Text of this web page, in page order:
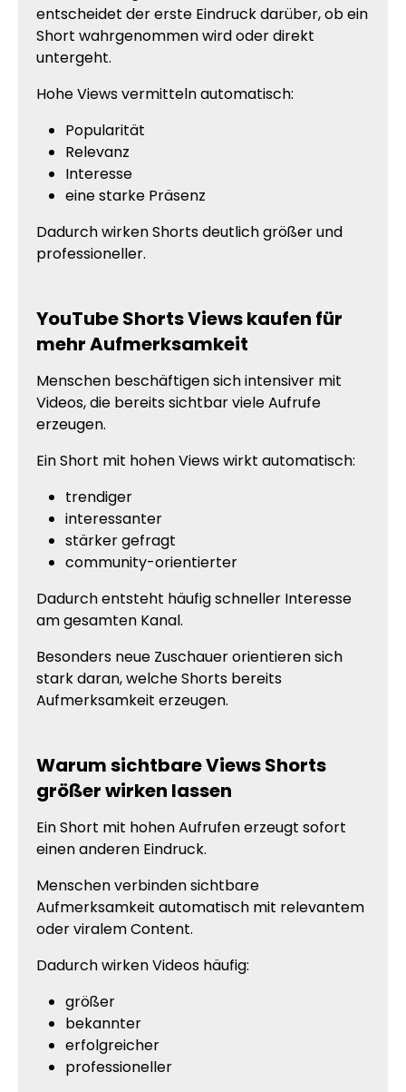
entscheidet der erste Eindruck darüber, ob ein
Short wahrgenommen wird oder direkt
untergeht.
Hohe Views vermitteln automatisch:
Popularität
Relevanz
Interesse
eine starke Präsenz
Dadurch wirken Shorts deutlich größer und
professioneller.
YouTube Shorts Views kaufen für
mehr Aufmerksamkeit
Menschen beschäftigen sich intensiver mit
Videos, die bereits sichtbar viele Aufrufe
erzeugen.
Ein Short mit hohen Views wirkt automatisch:
trendiger
interessanter
stärker gefragt
community-orientierter
Dadurch entsteht häufig schneller Interesse
am gesamten Kanal.
Besonders neue Zuschauer orientieren sich
stark daran, welche Shorts bereits
Aufmerksamkeit erzeugen.
Warum sichtbare Views Shorts
größer wirken lassen
Ein Short mit hohen Aufrufen erzeugt sofort
einen anderen Eindruck.
Menschen verbinden sichtbare
Aufmerksamkeit automatisch mit relevantem
oder viralem Content.
Dadurch wirken Videos häufig:
größer
bekannter
erfolgreicher
professioneller